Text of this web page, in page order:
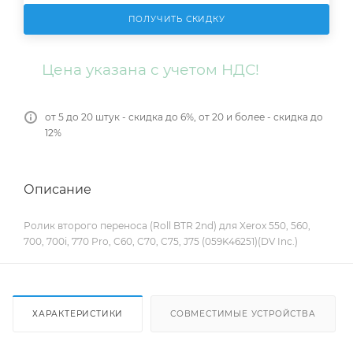
ПОЛУЧИТЬ СКИДКУ
Цена указана с учетом НДС!
от 5 до 20 штук - скидка до 6%, от 20 и более - скидка до
12%
Описание
Ролик второго переноса (Roll BTR 2nd) для Xerox 550, 560,
700, 700i, 770 Pro, C60, C70, C75, J75 (059K46251)(DV Inc.)
ХАРАКТЕРИСТИКИ СОВМЕСТИМЫЕ УСТРОЙСТВА